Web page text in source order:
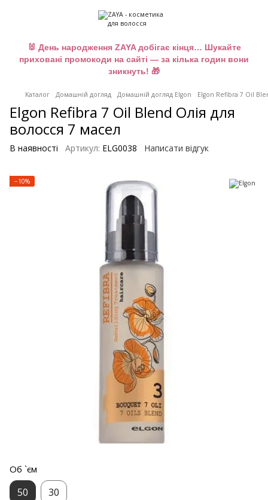
🐰 День народження ZAYA добігає кінця… Шукайте
приховані промокоди на сайті — за кілька годин вони
зникнуть! 🎁
Каталог Домашній догляд Домашній догляд Elgon Elgon Refibra 7 Oil
Elgon Refibra 7 Oil Blend Олія для
волосся 7 масел
В наявності Артикул: ELG0038 Написати відгук
−10%
Об `єм
50 30